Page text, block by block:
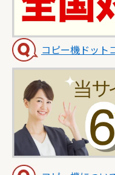
コピー機ドット